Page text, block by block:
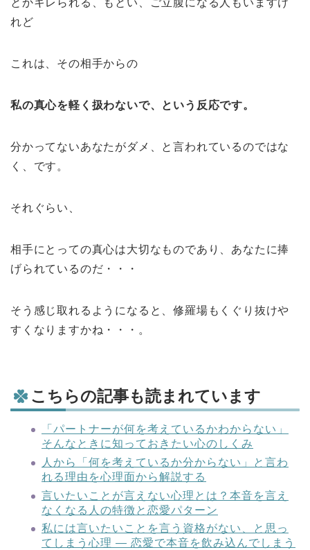
とかキレられる、もとい、ご立腹になる人もいますけ
れど
これは、その相手からの
私の真心を軽く扱わないで、という反応です。
分かってないあなたがダメ、と言われているのではな
く、です。
それぐらい、
相手にとっての真心は大切なものであり、あなたに捧
げられているのだ・・・
そう感じ取れるようになると、修羅場もくぐり抜けや
すくなりますかね・・・。
こちらの記事も読まれています
「パートナーが何を考えているかわからない」
そんなときに知っておきたい心のしくみ
人から「何を考えているか分からない」と言わ
れる理由を心理面から解説する
言いたいことが言えない心理とは？本音を言え
なくなる人の特徴と恋愛パターン
私には言いたいことを言う資格がない、と思っ
てしまう心理 ― 恋愛で本音を飲み込んでしまう